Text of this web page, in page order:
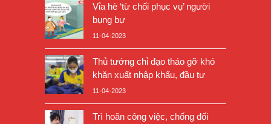
Vỉa hè ‘từ chối phục vụ’ người
bụng bự
11-04-2023
Thủ tướng chỉ đạo tháo gỡ khó
khăn xuất nhập khẩu, đầu tư
11-04-2023
Trì hoãn công việc, chống đối